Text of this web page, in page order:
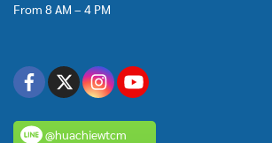
From 8 AM – 4 PM
@huachiewtcm